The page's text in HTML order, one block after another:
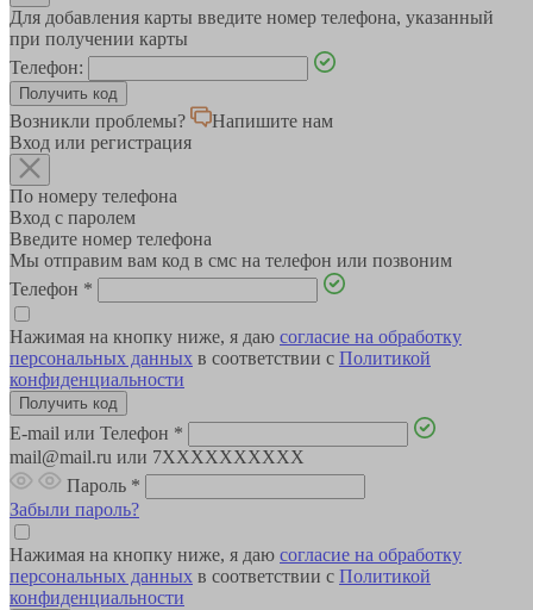
Для добавления карты введите номер телефона, указанный
при получении карты
Телефон:
Возникли проблемы?
Напишите нам
Вход или регистрация
По номеру телефона
Вход с паролем
Введите номер телефона
Мы отправим вам код в смс на телефон или позвоним
Телефон *
Нажимая на кнопку ниже, я даю согласие на обработку
персональных данных в соответствии с Политикой
конфиденциальности
E-mail или Телефон *
mail@mail.ru или 7XXXXXXXXXX
Пароль *
Забыли пароль?
Нажимая на кнопку ниже, я даю согласие на обработку
персональных данных в соответствии с Политикой
конфиденциальности